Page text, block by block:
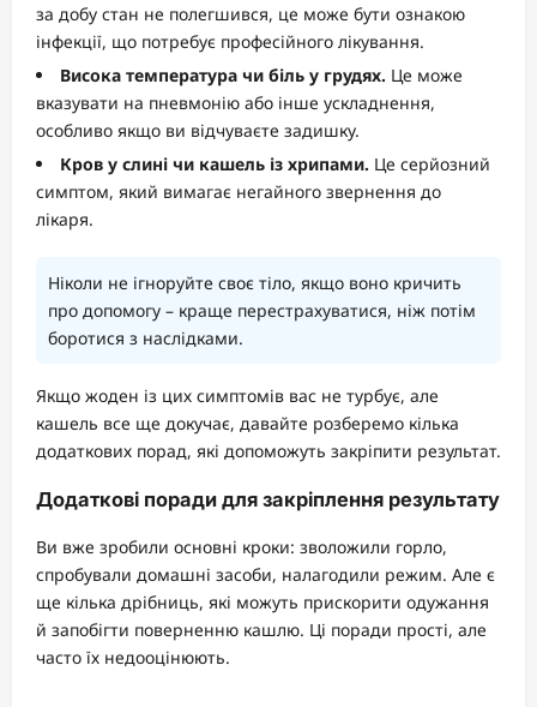
за добу стан не полегшився, це може бути ознакою
інфекції, що потребує професійного лікування.
Висока температура чи біль у грудях. Це може
вказувати на пневмонію або інше ускладнення,
особливо якщо ви відчуваєте задишку.
Кров у слині чи кашель із хрипами. Це серйозний
симптом, який вимагає негайного звернення до
лікаря.
Ніколи не ігноруйте своє тіло, якщо воно кричить
про допомогу – краще перестрахуватися, ніж потім
боротися з наслідками.
Якщо жоден із цих симптомів вас не турбує, але
кашель все ще докучає, давайте розберемо кілька
додаткових порад, які допоможуть закріпити результат.
Додаткові поради для закріплення результату
Ви вже зробили основні кроки: зволожили горло,
спробували домашні засоби, налагодили режим. Але є
ще кілька дрібниць, які можуть прискорити одужання
й запобігти поверненню кашлю. Ці поради прості, але
часто їх недооцінюють.